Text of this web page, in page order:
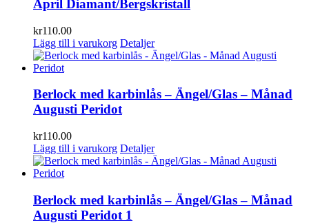
April Diamant/Bergskristall
kr110.00
Lägg till i varukorg Detaljer
Berlock med karbinlås – Ängel/Glas – Månad
Augusti Peridot
kr110.00
Lägg till i varukorg Detaljer
Berlock med karbinlås – Ängel/Glas – Månad
Augusti Peridot 1